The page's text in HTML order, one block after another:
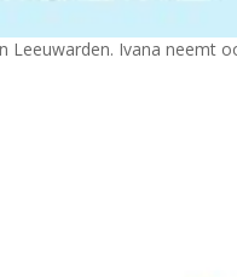
Ivana neemt